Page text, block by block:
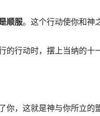
顺服。这个行动使你和神
的行动时，摆上当纳的十
你，这就是神与你所立